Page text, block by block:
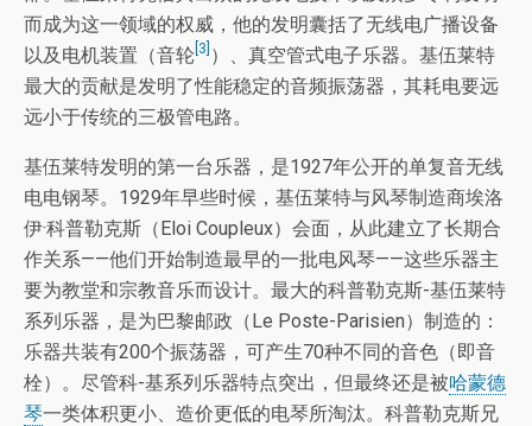
而成为这一领域的权威，他的发明囊括了无线电广播设备
以及电机装置（音轮 [3] ）、真空管式电子乐器。基伍莱特
最大的贡献是发明了性能稳定的音频振荡器，其耗电要远
远小于传统的三极管电路。
基伍莱特发明的第一台乐器，是1927年公开的单复音无线
电电钢琴。1929年早些时候，基伍莱特与风琴制造商埃洛
伊·科普勒克斯（Eloi Coupleux）会面，从此建立了长期合
作关系——他们开始制造最早的一批电风琴——这些乐器主
要为教堂和宗教音乐而设计。最大的科普勒克斯-基伍莱特
系列乐器，是为巴黎邮政（Le Poste-Parisien）制造的：
乐器共装有200个振荡器，可产生70种不同的音色（即音
栓）。尽管科-基系列乐器特点突出，但最终还是被哈蒙德
琴一类体积更小、造价更低的电琴所淘汰。科普勒克斯兄